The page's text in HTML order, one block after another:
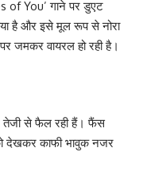
of You’ गाने पर डुएट
है और इसे मूल रूप से नोरा
जमकर वायरल हो रही है।
तेजी से फैल रही हैं। फैंस
देखकर काफी भावुक नजर